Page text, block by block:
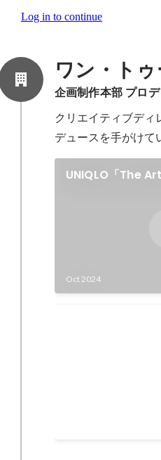
Log in to continue
ワン・トゥ
企画制作本部 プロ
クリエイティブディ
UNIQLO「The
Oct 2024